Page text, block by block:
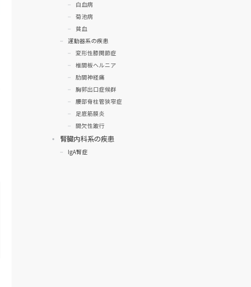
白血病
菊池病
貧血
運動器系の疾患
変形性膝関節症
椎間板ヘルニア
肋間神経痛
胸郭出口症候群
腰部脊柱管狭窄症
足底筋膜炎
間欠性跛行
腎臓内科系の疾患
IgA腎症